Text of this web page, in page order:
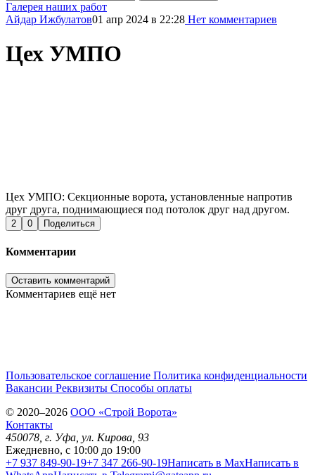
Галерея наших работ
Айдар Ижбулатов01 апр 2024 в 22:28 Нет комментариев
Цех УМПО
Цех УМПО: Секционные ворота, установленные напротив
друг друга, поднимающиеся под потолок друг над другом.
2 0 Поделиться
Комментарии
Оставить комментарий
Комментариев ещё нет
Пользовательское соглашение Политика конфиденциальности
Вакансии Реквизиты Способы оплаты
© 2020–2026 OOO «Строй Ворота»
Контакты
450078, г. Уфа, ул. Кирова, 93
Ежедневно, с 10:00 до 19:00
+7 937 849-90-19+7 347 266-90-19Написать в MaxНаписать в